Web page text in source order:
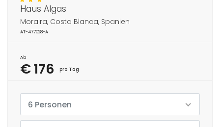
Haus Algas
Moraira, Costa Blanca, Spanien
AT-477028-A
Ab
€ 176 pro Tag
6 Personen